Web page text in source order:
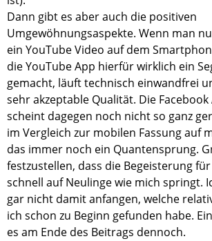
Dann gibt es aber auch die positiven
Umgewöhnungsaspekte. Wenn man
ein YouTube Video auf dem
die YouTube App hierfür wirklich ein
gemacht, läuft technisch einwandfrei
sehr akzeptable Qualität. Die
scheint dagegen noch nicht so ganz
im Vergleich zur mobilen Fassung auf
das immer noch ein Quantensprung.
festzustellen, dass die Begeisterung
schnell auf Neulinge wie mich springt.
gar nicht damit anfangen, welche
ich schon zu Beginn gefunden habe.
es am Ende des Beitrags dennoch.